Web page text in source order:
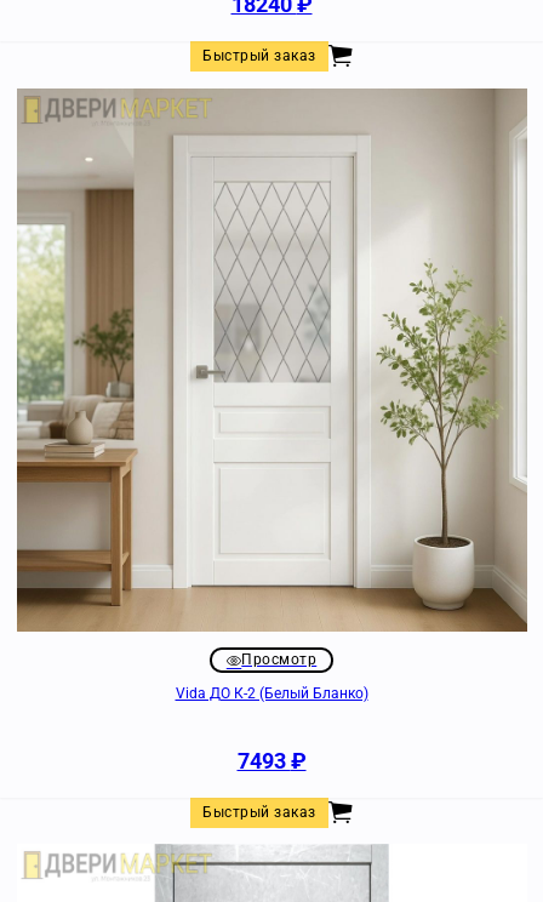
Быстрый заказ
Просмотр
Vida ДО К-2 (Белый Бланко)
7493₽
Быстрый заказ